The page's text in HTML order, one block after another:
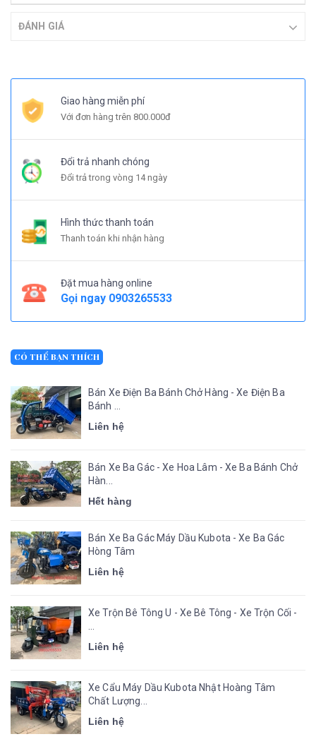
ĐÁNH GIÁ
Giao hàng miễn phí
Với đơn hàng trên 800.000đ
Đổi trả nhanh chóng
Đổi trả trong vòng 14 ngày
Hình thức thanh toán
Thanh toán khi nhận hàng
Đặt mua hàng online
Gọi ngay 0903265533
CÓ THỂ BẠN THÍCH
Bán Xe Điện Ba Bánh Chở Hàng - Xe Điện Ba
Bánh ...
Liên hệ
Bán Xe Ba Gác - Xe Hoa Lâm - Xe Ba Bánh Chở
Hàn...
Hết hàng
Bán Xe Ba Gác Máy Dầu Kubota - Xe Ba Gác
Hòng Tâm
Liên hệ
Xe Trộn Bê Tông U - Xe Bê Tông - Xe Trộn Cối -
Liên hệ
Xe Cẩu Máy Dầu Kubota Nhật Hoàng Tâm
Chất Lượng...
Liên hệ